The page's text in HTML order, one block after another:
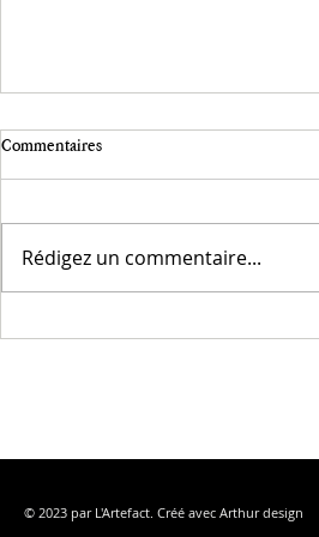
Écriture et photographie.
"Le monde est rempli de visions qui
Christian Bobin. La photographie a besoin
de lumière et de temps. La lumière sur l
Commentaires
Rédigez un commentaire...
© 2023 par L'Artefact. Créé avec Arthur design